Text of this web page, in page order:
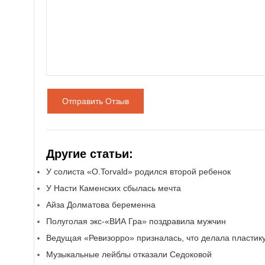
Отправить Отзыв
Другие статьи:
У солиста «O.Torvald» родился второй ребенок
У Насти Каменских сбылась мечта
Айза Долматова беременна
Полуголая экс-«ВИА Гра» поздравила мужчин
Ведущая «Ревизорро» призналась, что делала
Музыкальные лейблы отказали Седоковой